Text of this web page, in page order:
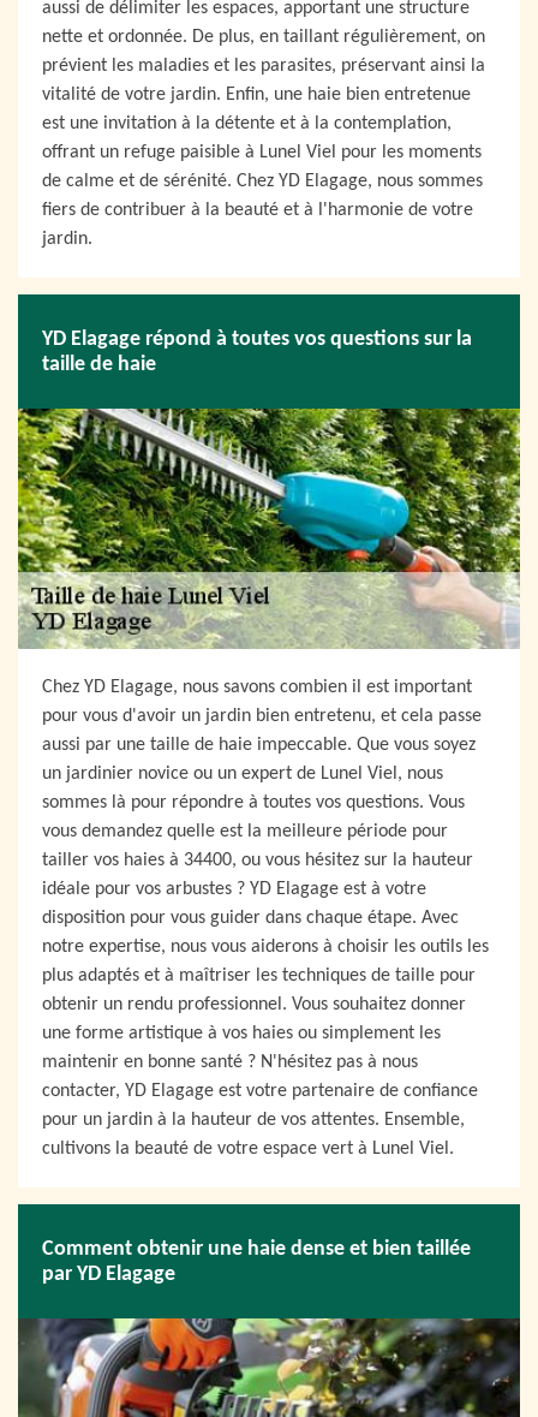
aussi de délimiter les espaces, apportant une structure
nette et ordonnée. De plus, en taillant régulièrement, on
prévient les maladies et les parasites, préservant ainsi la
vitalité de votre jardin. Enfin, une haie bien entretenue
est une invitation à la détente et à la contemplation,
offrant un refuge paisible à Lunel Viel pour les moments
de calme et de sérénité. Chez YD Elagage, nous sommes
fiers de contribuer à la beauté et à l'harmonie de votre
jardin.
YD Elagage répond à toutes vos questions sur la
taille de haie
Chez YD Elagage, nous savons combien il est important
pour vous d'avoir un jardin bien entretenu, et cela passe
aussi par une taille de haie impeccable. Que vous soyez
un jardinier novice ou un expert de Lunel Viel, nous
sommes là pour répondre à toutes vos questions. Vous
vous demandez quelle est la meilleure période pour
tailler vos haies à 34400, ou vous hésitez sur la hauteur
idéale pour vos arbustes ? YD Elagage est à votre
disposition pour vous guider dans chaque étape. Avec
notre expertise, nous vous aiderons à choisir les outils les
plus adaptés et à maîtriser les techniques de taille pour
obtenir un rendu professionnel. Vous souhaitez donner
une forme artistique à vos haies ou simplement les
maintenir en bonne santé ? N'hésitez pas à nous
contacter, YD Elagage est votre partenaire de confiance
pour un jardin à la hauteur de vos attentes. Ensemble,
cultivons la beauté de votre espace vert à Lunel Viel.
Comment obtenir une haie dense et bien taillée
par YD Elagage